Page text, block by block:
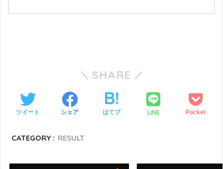
SHARE
ツイート シェア はてブ LINE Pocket
CATEGORY : RESULT